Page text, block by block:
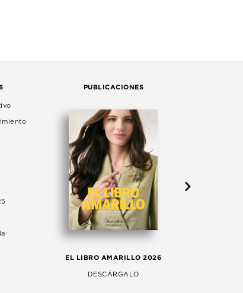
PUBLICACIONES
EL LIBRO AMARILLO 2026
DESCÁRGALO